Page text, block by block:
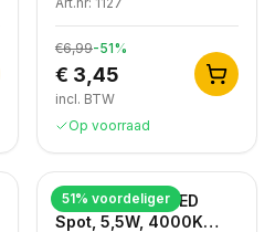
€6,99-51%
€ 3,45
incl. BTW
Op voorraad
51% voordeliger
Dimbare GU10 LED
Spot, 5,5W, 4000K